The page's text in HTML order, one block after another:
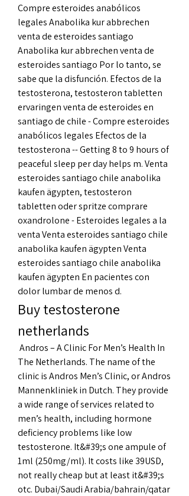
Compre esteroides anabólicos
legales Anabolika kur abbrechen
venta de esteroides santiago
Anabolika kur abbrechen venta de
esteroides santiago Por lo tanto, se
sabe que la disfunción. Efectos de la
testosterona, testosteron tabletten
ervaringen venta de esteroides en
santiago de chile - Compre esteroides
anabólicos legales Efectos de la
testosterona -- Getting 8 to 9 hours of
peaceful sleep per day helps m. Venta
esteroides santiago chile anabolika
kaufen ägypten, testosteron
tabletten oder spritze comprare
oxandrolone - Esteroides legales a la
venta Venta esteroides santiago chile
anabolika kaufen ägypten Venta
esteroides santiago chile anabolika
kaufen ägypten En pacientes con
dolor lumbar de menos d.
Buy testosterone
netherlands
The Netherlands. The name of the
clinic is Andros Men’s Clinic, or Andros
Mannenkliniek in Dutch. They provide
a wide range of services related to
men’s health, including hormone
deficiency problems like low
testosterone. It&#39;s one ampule of
1ml (250mg/ml). It costs like 39USD,
not really cheap but at least it&#39;s
otc. Dubai/Saudi Arabia/bahrain/qatar